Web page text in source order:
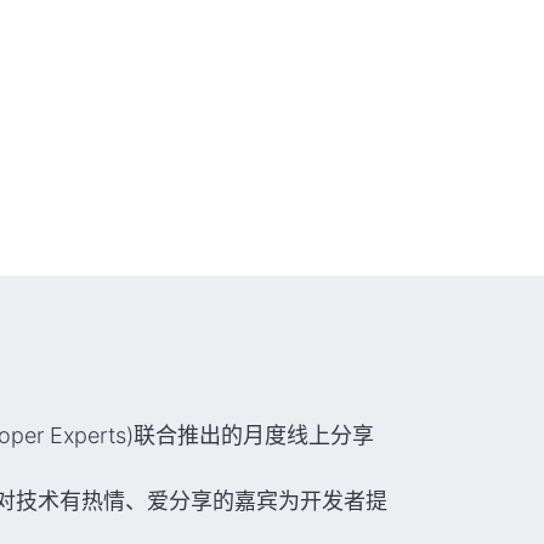
Experts)联合推出的月度线上分享
技术有热情、爱分享的嘉宾为开发者提